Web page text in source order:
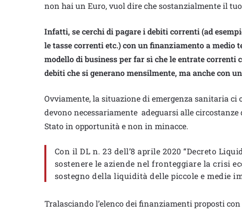
non hai un Euro, vuol dire che sostanzialmente il
Infatti, se cerchi di pagare i debiti correnti (ad
le tasse correnti etc.) con un finanziamento a
modello di business per far sì che le entrate
debiti che si generano mensilmente, ma anche con
Ovviamente, la situazione di emergenza sanitaria
devono necessariamente adeguarsi alle
Stato in opportunità e non in minacce.
Con il DL n. 23 dell’8 aprile 2020 “Decreto
sostenere le aziende nel fronteggiare la crisi
sostegno della liquidità delle piccole e medie
Tralasciando l’elenco dei finanziamenti proposti